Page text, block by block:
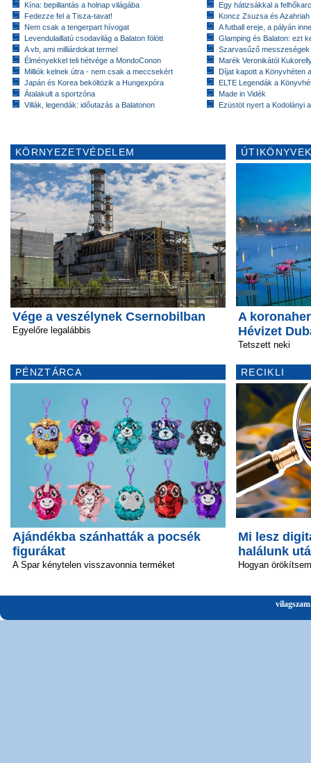
Kína: bepillantás a holnap világába
Fedezze fel a Tisza-tavat!
Nem csak a tengerpart hívogat
Levendulaillatú csodavilág a Balaton fölött
A vb, ami milliárdokat termel
Élményekkel teli hétvége a MondoConon
Milliók kelnek útra - nem csak a meccsekért
Japán és Korea beköltözik a Hungexpóra
Átalakult a sportzóna
Villák, legendák: időutazás a Balatonon
Egy hátizsákkal a
Koncz Zsuzsa és
A futball ereje, a pályán
Glamping és Balaton: ezt
Szarvasűző messzeségek
Marék Veronikától
Díjat kapott a Könyvhéten
ELTE Legendák a
Made in Vidék
Ezüstöt nyert a Kodolányi
KÖRNYEZETVÉDELEM
Vége a veszélynek Csernobilban
Egyelőre legalábbis
PÉNZTÁRCA
Ajándékba szánhatták a pocsék
figurákat
A Spar kénytelen visszavonnia terméket
A
Hévizet
Tetszett neki
RECIKLI
Mi lesz
halálunk
Hogyan